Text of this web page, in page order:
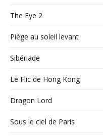
The Eye 2
Piège au soleil levant
Sibériade
Le Flic de Hong Kong
Dragon Lord
Sous le ciel de Paris